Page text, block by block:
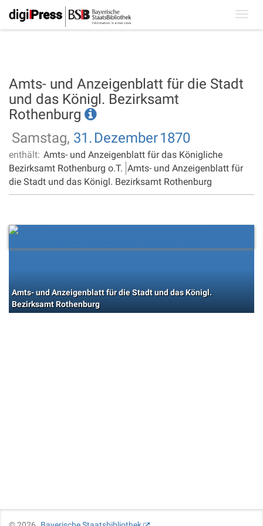
Amts- und Anzeigenblatt für die Stadt
und das Königl. Bezirksamt
Rothenburg
Samstag, 31. Dezember1870
enthält: Amts- und Anzeigenblatt für das Königliche
Bezirksamt Rothenburg o.T. Amts- und Anzeigenblatt für
die Stadt und das Königl. Bezirksamt Rothenburg
Amts- und Anzeigenblatt für die Stadt und das Königl.
Bezirksamt Rothenburg